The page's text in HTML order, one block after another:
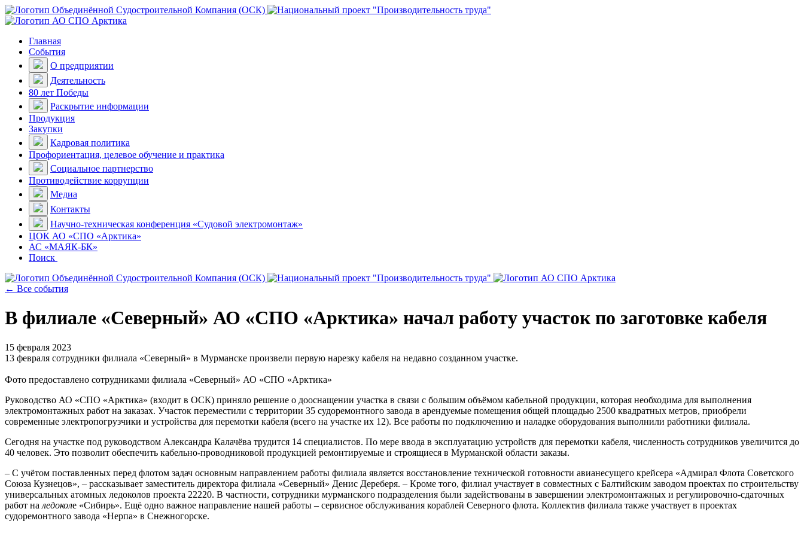
Главная
События
О предприятии
Деятельность
80 лет Победы
Раскрытие информации
Продукция
Закупки
Кадровая политика
Профориентация, целевое обучение и практика
Социальное партнерство
Противодействие коррупции
Медиа
Контакты
Научно-техническая конференция «Судовой электромонтаж»
ЦОК АО «СПО «Арктика»
АС «МАЯК-БК»
Поиск
← Все события
В филиале «Северный» АО «СПО «Арктика» начал работу участок по заготовке кабеля
15 февраля 2023
13 февраля сотрудники филиала «Северный» в Мурманске произвели первую нарезку кабеля на недавно созданном участке.
Фото предоставлено сотрудниками филиала «Северный» АО «СПО «Арктика»
Руководство АО «СПО «Арктика» (входит в ОСК) приняло решение о дооснащении участка в связи с большим объёмом кабельной продукции, которая необходима для выполнения
электромонтажных работ на заказах. Участок переместили с территории 35 судоремонтного завода в арендуемые помещения общей площадью 2500 квадратных метров, приобрели
современные электропогрузчики и устройства для перемотки кабеля (всего на участке их 12). Все работы по подключению и наладке оборудования выполнили работники филиала.
Сегодня на участке под руководством Александра Калачёва трудится 14 специалистов. По мере ввода в эксплуатацию устройств для перемотки кабеля, численность сотрудников увеличится до
40 человек. Это позволит обеспечить кабельно-проводниковой продукцией ремонтируемые и строящиеся в Мурманской области заказы.
– С учётом поставленных перед флотом задач основным направлением работы филиала является восстановление технической готовности авианесущего крейсера «Адмирал Флота Советского
Союза Кузнецов», – рассказывает заместитель директора филиала «Северный» Денис Дереберя. – Кроме того, филиал участвует в совместных с Балтийским заводом проектах по строительству
универсальных атомных ледоколов проекта 22220. В частности, сотрудники мурманского подразделения были задействованы в завершении электромонтажных и регулировочно-сдаточных
работ на ледоколе «Сибирь». Ещё одно важное направление нашей работы – сервисное обслуживания кораблей Северного флота. Коллектив филиала также участвует в проектах
судоремонтного завода «Нерпа» в Снежногорске.